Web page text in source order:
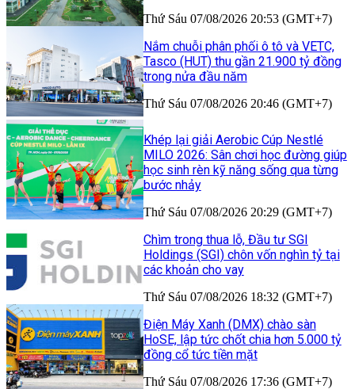
Thứ Sáu 07/08/2026 20:53 (GMT+7)
Nắm chuỗi phân phối ô tô và VETC,
Tasco (HUT) thu gần 21.900 tỷ đồng
trong nửa đầu năm
Thứ Sáu 07/08/2026 20:46 (GMT+7)
Khép lại giải Aerobic Cúp Nestlé
MILO 2026: Sân chơi học đường giúp
học sinh rèn kỹ năng sống qua từng
bước nhảy
Thứ Sáu 07/08/2026 20:29 (GMT+7)
Chìm trong thua lỗ, Đầu tư SGI
Holdings (SGI) chôn vốn nghìn tỷ tại
các khoản cho vay
Thứ Sáu 07/08/2026 18:32 (GMT+7)
Điện Máy Xanh (DMX) chào sàn
HoSE, lập tức chốt chia hơn 5.000 tỷ
đồng cổ tức tiền mặt
Thứ Sáu 07/08/2026 17:36 (GMT+7)